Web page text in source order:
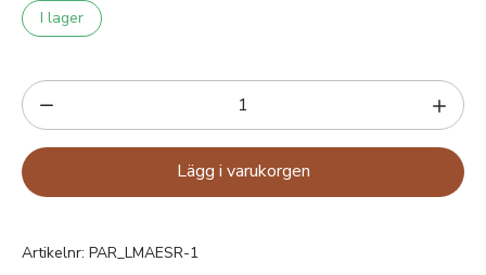
I lager
Lägg i varukorgen
Artikelnr: PAR_LMAESR-1